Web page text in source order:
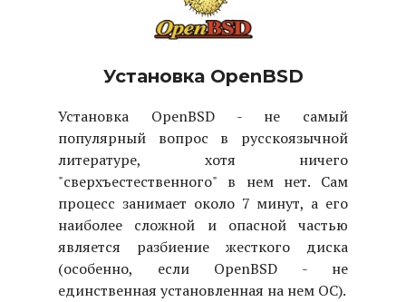
Установка OpenBSD
Установка OpenBSD - не самый
популярный вопрос в русскоязычной
литературе, хотя ничего
"сверхъестественного" в нем нет. Сам
процесс занимает около 7 минут, а его
наиболее сложной и опасной частью
является разбиение жесткого диска
(особенно, если OpenBSD - не
единственная установленная на нем ОС).